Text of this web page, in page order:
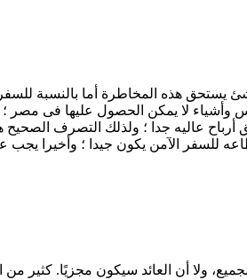
شئ يستحق هذه المخاطرة أما بالنسبة
وأشياء لا يمكن الحصول عليها فى
عاليه جدا ؛ ولذلك التصرف الصحيح
للسفر الآمن يكون جيدا ؛ وأخيرا يجب
ولا أن العائد سيكون مجزيًا. كثير